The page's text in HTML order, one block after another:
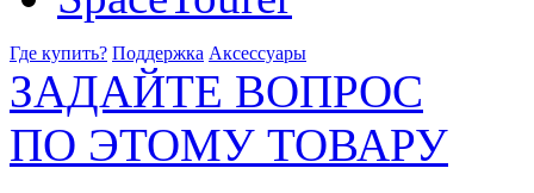
Где купить? Поддержка Аксессуары
ЗАДАЙТЕ ВОПРОС
ПО ЭТОМУ ТОВАРУ